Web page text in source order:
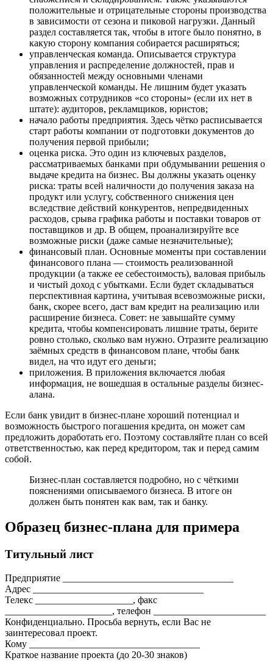
положительные и отрицательные стороны производства
в зависимости от сезона и пиковой нагрузки. Данный
раздел составляется так, чтобы в итоге было понятно, в
какую сторону компания собирается расширяться;
управленческая команда. Описывается структура
управления и распределение должностей, прав и
обязанностей между основными членами
управленческой команды. Не лишним будет указать
возможных сотрудников «со стороны» (если их нет в
штате): аудиторов, рекламщиков, юристов;
начало работы предприятия. Здесь чётко расписывается
старт работы компании от подготовки документов до
получения первой прибыли;
оценка риска. Это один из ключевых разделов,
рассматриваемых банками при обдумывании решения о
выдаче кредита на бизнес. Вы должны указать оценку
риска: траты всей наличности до получения заказа на
продукт или услугу, собственного снижения цен
вследствие действий конкурентов, непредвиденных
расходов, срыва графика работы и поставки товаров от
поставщиков и др. В общем, проанализируйте все
возможные риски (даже самые незначительные);
финансовый план. Основные моменты при составлении
финансового плана — стоимость реализованной
продукции (а также ее себестоимость), валовая прибыль
и чистый доход с убытками. Если будет складываться
перспективная картина, учитывая всевозможные риски,
банк, скорее всего, даст вам кредит на реализацию или
расширение бизнеса. Совет: не завышайте сумму
кредита, чтобы компенсировать лишние траты, берите
ровно столько, сколько вам нужно. Отразите реализацию
заёмных средств в финансовом плане, чтобы банк
видел, на что идут его деньги;
приложения. В приложения включается любая
информация, не вошедшая в остальные разделы бизнес-
алана.
Если банк увидит в бизнес-плане хороший потенциал и
возможность быстрого погашения кредита, он может сам
предложить доработать его. Поэтому составляйте план со всей
ответственностью, как перед кредитором, так и перед самим
собой.
Бизнес-план составляется подробно, но с чёткими
пояснениями описываемого бизнеса. В итоге он
должен быть понятен как вам, так и банку.
Образец бизнес-плана для примера
Титульный лист
Предприятие ___________________________________
Адрес ___________________________________
Телекс ____________________, факс
______________________, телефон _______________________
Конфиденциально. Просьба вернуть, если Вас не
заинтересовал проект.
Кому ___________________________________
Краткое название проекта (до 20-30 знаков)